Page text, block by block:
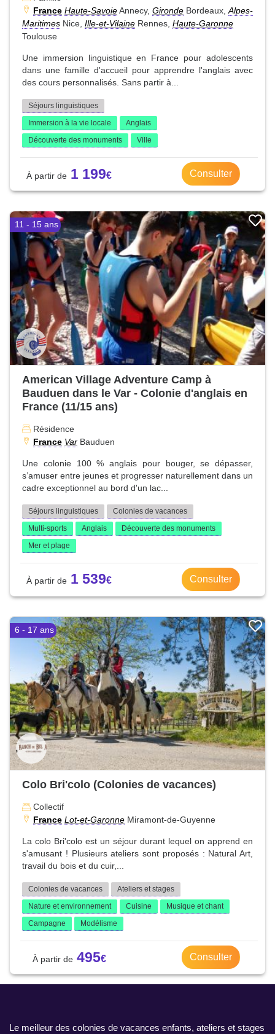
France Haute-SavoieAnnecy, Gironde Bordeaux, Alpes-
Maritimes Nice, Ille-et-Vilaine Rennes, Haute-Garonne
Toulouse
Une immersion linguistique en France pour adolescents
dans une famille d'accueil pour apprendre l'anglais avec
des cours personnalisés. Sans partir à...
Séjours linguistiques
Immersion à la vie locale
Anglais
Découverte des monuments
Ville
1 199 Consulter
11 - 15 ans
American Village Adventure Camp à
Bauduen dans le Var - Colonie d'anglais en
France (11/15 ans)
Résidence
France Var Bauduen
Une colonie 100 % anglais pour bouger, se dépasser,
s’amuser entre jeunes et progresser naturellement dans un
cadre exceptionnel au bord d'un lac...
Séjours linguistiques
Colonies de vacances
Multi-sports
Anglais
Découverte des monuments
Mer et plage
1 539 Consulter
6 - 17 ans
Colo Bri'colo (Colonies de vacances)
Collectif
France Lot-et-Garonne Miramont-de-Guyenne
La colo Bri'colo est un séjour durant lequel on apprend en
s'amusant ! Plusieurs ateliers sont proposés : Natural Art,
travail du bois et du cuir,...
Colonies de vacances
Ateliers et stages
Nature et environnement
Cuisine
Musique et chant
Campagne
Modélisme
495 Consulter
Le meilleur des colonies de vacances enfants, ateliers et stages